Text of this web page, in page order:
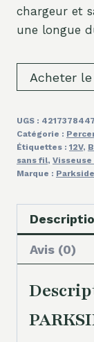
chargeur et
une longue
Acheter
UGS :
Catégorie :
Étiquettes : 12V,
sans fil, Visseuse
Marque : Parkside
Avis (0)